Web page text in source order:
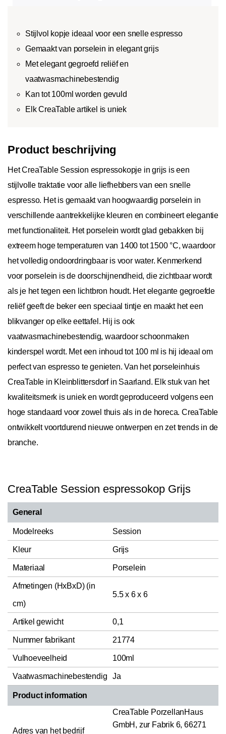
Stijlvol kopje ideaal voor een snelle espresso
Gemaakt van porselein in elegant grijs
Met elegant gegroefd reliëf en
vaatwasmachinebestendig
Kan tot 100ml worden gevuld
Elk CreaTable artikel is uniek
Product beschrijving
Het CreaTable Session espressokopje in grijs is een
stijlvolle traktatie voor alle liefhebbers van een snelle
espresso. Het is gemaakt van hoogwaardig porselein in
verschillende aantrekkelijke kleuren en combineert elegantie
met functionaliteit. Het porselein wordt glad gebakken bij
extreem hoge temperaturen van 1400 tot 1500 °C, waardoor
het volledig ondoordringbaar is voor water. Kenmerkend
voor porselein is de doorschijnendheid, die zichtbaar wordt
als je het tegen een lichtbron houdt. Het elegante gegroefde
reliëf geeft de beker een speciaal tintje en maakt het een
blikvanger op elke eettafel. Hij is ook
vaatwasmachinebestendig, waardoor schoonmaken
kinderspel wordt. Met een inhoud tot 100 ml is hij ideaal om
perfect van espresso te genieten. Van het porseleinhuis
CreaTable in Kleinblittersdorf in Saarland. Elk stuk van het
kwaliteitsmerk is uniek en wordt geproduceerd volgens een
hoge standaard voor zowel thuis als in de horeca. CreaTable
ontwikkelt voortdurend nieuwe ontwerpen en zet trends in de
branche.
CreaTable Session espressokop Grijs
General
Modelreeks Session
Kleur Grijs
Materiaal Porselein
Afmetingen (HxBxD) (in
cm)
5.5 x 6 x 6
Artikel gewicht 0,1
Nummer fabrikant 21774
Vulhoeveelheid 100ml
Vaatwasmachinebestendig Ja
Product information
Adres van het bedrijf
CreaTable PorzellanHaus
GmbH, zur Fabrik 6, 66271